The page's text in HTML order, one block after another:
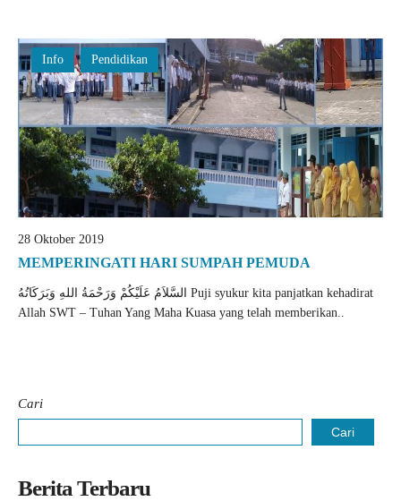
Info Pendidikan
28 Oktober 2019
MEMPERINGATI HARI SUMPAH PEMUDA
السَّلاَمُ عَلَيْكُمْ وَرَحْمَةُ اللهِ وَبَرَكَاتُهُ Puji syukur kita panjatkan kehadirat
Allah SWT – Tuhan Yang Maha Kuasa yang telah memberikan..
Cari
Cari
Berita Terbaru